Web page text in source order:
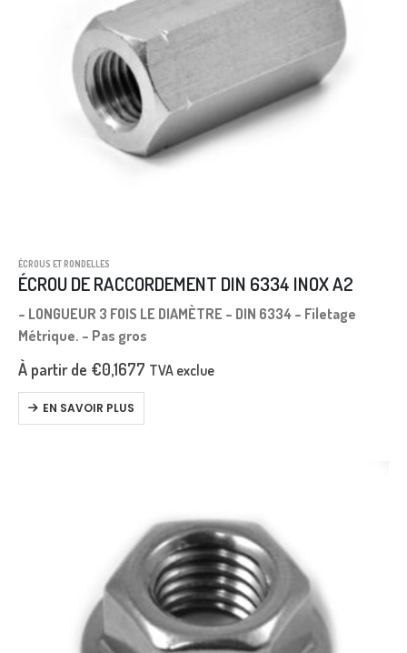
ÉCROUS ET RONDELLES
ÉCROU DE RACCORDEMENT DIN 6334 INOX A2
– LONGUEUR 3 FOIS LE DIAMÈTRE – DIN 6334 – Filetage
Métrique. – Pas gros
À partir de €0,1677 TVA exclue
EN SAVOIR PLUS